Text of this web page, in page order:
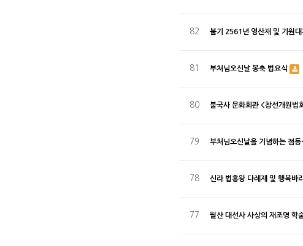
82 불기 2561년 영산재 및 기원
81 부처님오신날 봉축 법요식
80 불국사 문화회관 <참선개원법
79 부처님오신날을 기념하는 점등
78 신라 법흥왕 다례재 및 행복바
77 월산 대선사 사상의 재조명 학